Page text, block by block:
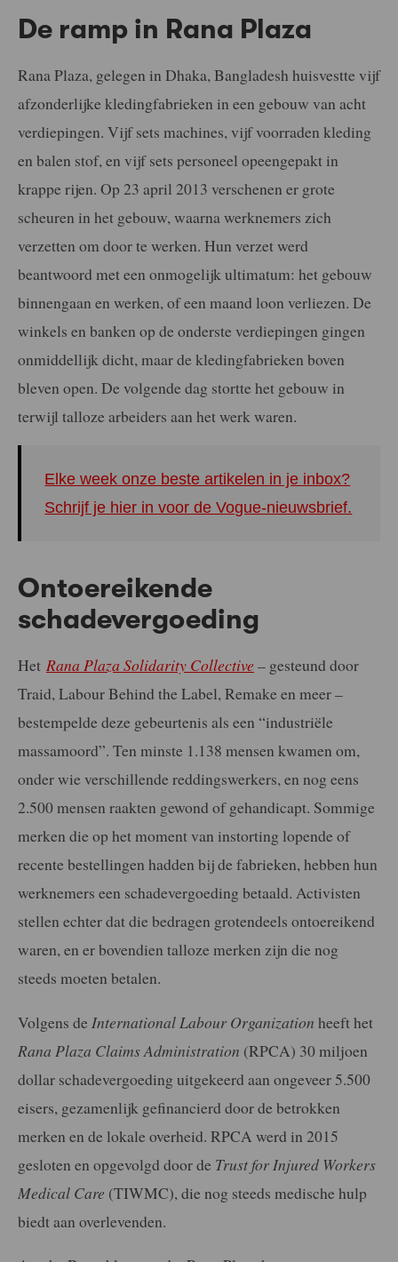
De ramp in Rana Plaza
Rana Plaza, gelegen in Dhaka, Bangladesh huisvestte vijf
afzonderlijke kledingfabrieken in een gebouw van acht
verdiepingen. Vijf sets machines, vijf voorraden kleding
en balen stof, en vijf sets personeel opeengepakt in
krappe rijen. Op 23 april 2013 verschenen er grote
scheuren in het gebouw, waarna werknemers zich
verzetten om door te werken. Hun verzet werd
beantwoord met een onmogelijk ultimatum: het gebouw
binnengaan en werken, of een maand loon verliezen. De
winkels en banken op de onderste verdiepingen gingen
onmiddellijk dicht, maar de kledingfabrieken boven
bleven open. De volgende dag stortte het gebouw in
terwijl talloze arbeiders aan het werk waren.
Elke week onze beste artikelen in je inbox?
Schrijf je hier in voor de Vogue-nieuwsbrief.
Ontoereikende
schadevergoeding
Het Rana Plaza Solidarity Collective – gesteund door
Traid, Labour Behind the Label, Remake en meer –
bestempelde deze gebeurtenis als een “industriële
massamoord”. Ten minste 1.138 mensen kwamen om,
onder wie verschillende reddingswerkers, en nog eens
2.500 mensen raakten gewond of gehandicapt. Sommige
merken die op het moment van instorting lopende of
recente bestellingen hadden bij de fabrieken, hebben hun
werknemers een schadevergoeding betaald. Activisten
stellen echter dat die bedragen grotendeels ontoereikend
waren, en er bovendien talloze merken zijn die nog
steeds moeten betalen.
Volgens de International Labour Organization heeft het
Rana Plaza Claims Administration (RPCA) 30 miljoen
dollar schadevergoeding uitgekeerd aan ongeveer 5.500
eisers, gezamenlijk gefinancierd door de betrokken
merken en de lokale overheid. RPCA werd in 2015
gesloten en opgevolgd door de Trust for Injured Workers
Medical Care (TIWMC), die nog steeds medische hulp
biedt aan overlevenden.